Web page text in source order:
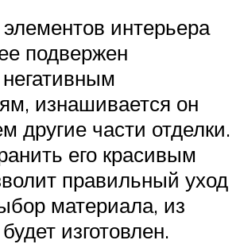
интерьера
подвержен
изнашивается он
другие части отделки.
его красивым
правильный уход
материала, из
изготовлен.